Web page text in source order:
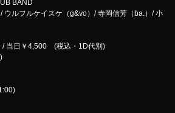
BAND
ウルフルケイスケ（g&vo）/ 寺岡信芳（ba.）/ 小
/ 当日￥4,500 (税込・1D代別)